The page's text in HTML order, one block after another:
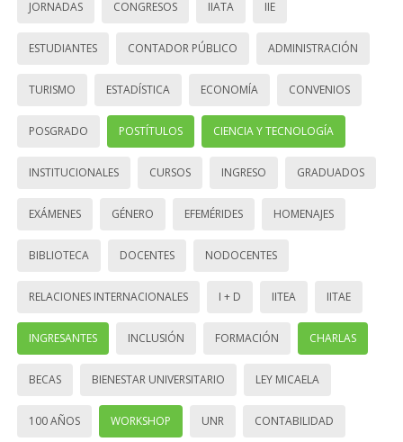
JORNADAS CONGRESOS IIATA IIE
ESTUDIANTES CONTADOR PÚBLICO ADMINISTRACIÓN
TURISMO ESTADÍSTICA ECONOMÍA CONVENIOS
POSGRADO POSTÍTULOS CIENCIA Y TECNOLOGÍA
INSTITUCIONALES CURSOS INGRESO GRADUADOS
EXÁMENES GÉNERO EFEMÉRIDES HOMENAJES
BIBLIOTECA DOCENTES NODOCENTES
RELACIONES INTERNACIONALES I + D IITEA IITAE
INGRESANTES INCLUSIÓN FORMACIÓN CHARLAS
BECAS BIENESTAR UNIVERSITARIO LEY MICAELA
100 AÑOS WORKSHOP UNR CONTABILIDAD